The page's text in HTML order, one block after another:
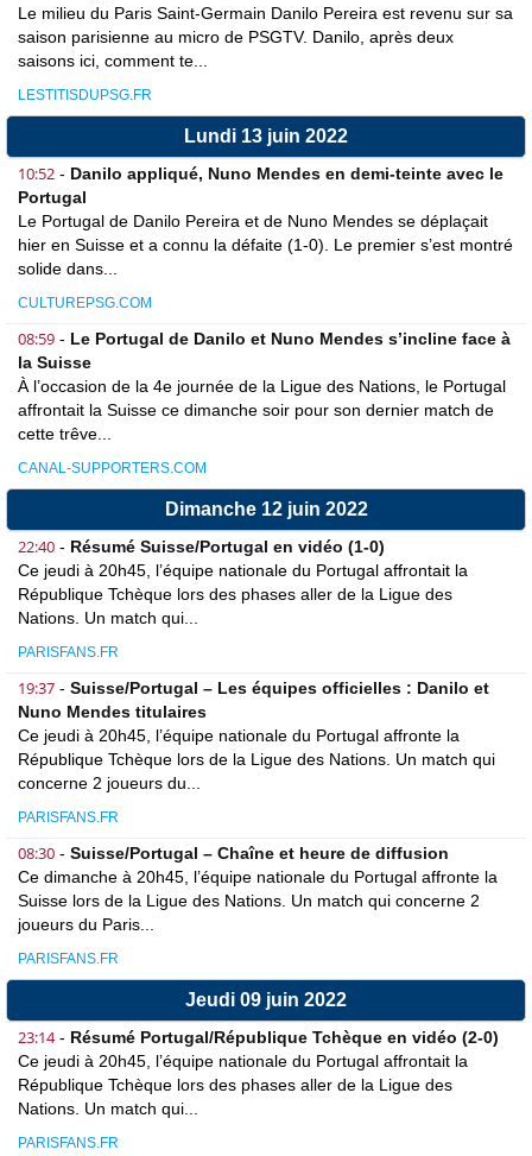
Le milieu du Paris Saint-Germain Danilo Pereira est revenu sur sa
saison parisienne au micro de PSGTV. Danilo, après deux
saisons ici, comment te...
LESTITISDUPSG.FR
Lundi 13 juin 2022
10:52 - Danilo appliqué, Nuno Mendes en demi-teinte avec le
Portugal
Le Portugal de Danilo Pereira et de Nuno Mendes se déplaçait
hier en Suisse et a connu la défaite (1-0). Le premier s’est montré
solide dans...
CULTUREPSG.COM
08:59 - Le Portugal de Danilo et Nuno Mendes s’incline face à
la Suisse
À l’occasion de la 4e journée de la Ligue des Nations, le Portugal
affrontait la Suisse ce dimanche soir pour son dernier match de
cette trêve...
CANAL-SUPPORTERS.COM
Dimanche 12 juin 2022
22:40 - Résumé Suisse/Portugal en vidéo (1-0)
Ce jeudi à 20h45, l’équipe nationale du Portugal affrontait la
République Tchèque lors des phases aller de la Ligue des
Nations. Un match qui...
PARISFANS.FR
19:37 - Suisse/Portugal – Les équipes officielles : Danilo et
Nuno Mendes titulaires
Ce jeudi à 20h45, l’équipe nationale du Portugal affronte la
République Tchèque lors de la Ligue des Nations. Un match qui
concerne 2 joueurs du...
PARISFANS.FR
08:30 - Suisse/Portugal – Chaîne et heure de diffusion
Ce dimanche à 20h45, l’équipe nationale du Portugal affronte la
Suisse lors de la Ligue des Nations. Un match qui concerne 2
joueurs du Paris...
PARISFANS.FR
Jeudi 09 juin 2022
23:14- Résumé Portugal/République Tchèque en vidéo (2-0)
Ce jeudi à 20h45, l’équipe nationale du Portugal affrontait la
République Tchèque lors des phases aller de la Ligue des
Nations. Un match qui...
PARISFANS.FR